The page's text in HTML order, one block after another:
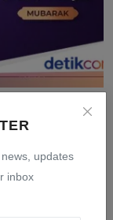
updates
inbox